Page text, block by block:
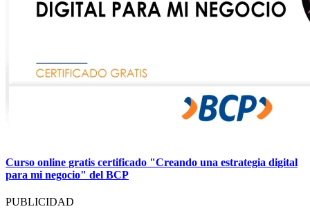
Curso online gratis certificado "Creando una estrategia digital
para mi negocio" del BCP
PUBLICIDAD